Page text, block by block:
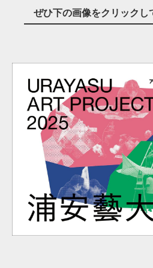
ぜひ下の画像をクリックし